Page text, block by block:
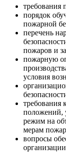
требования
порядок
пожарной
перечень
пожаров и
пожарную
условия
требования
положений,
режим на
мерам
вопросы